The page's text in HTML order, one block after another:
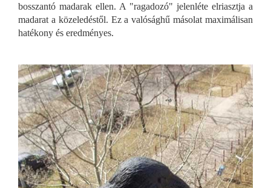
bosszantó madarak ellen. A "ragadozó" jelenléte elriasztja a
madarat a közeledéstől. Ez a valósághű másolat maximálisan
hatékony és eredményes.